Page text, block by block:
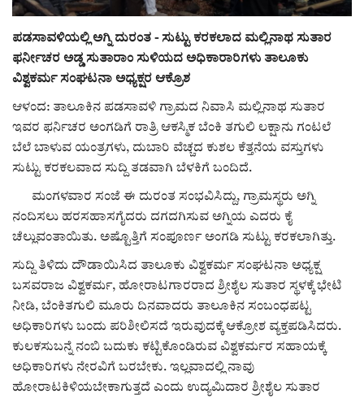
ರಾಜಕೀಯ
ಸುದ್ದಿ
e-paper (ಇ–ಪೇಪರ್‌)
ಪುಸ್ತಕ ಪರಿಚಯ
ಅಂಕಣ
ಸಾಧಕರ ಪರಿಚಯ
ಪತ್ರಕರ್ತರ ಪರಿಚಯ
ಸಂಪಾದಕೀಯ
ಕವನ
ಪಡಸಾವಳಿಯಲ್ಲಿ ಅಗ್ನಿ ದುರಂತ - ಸುಟ್ಟು ಕರಕಲಾದ ಮಲ್ಲಿನಾಥ ಸುತಾರ
ಫರ್ನೀಚರ ಅಡ್ಡ ಸುತಾರಾಂ ಸುಳಿಯದ ಅಧಿಕಾರಾರಿಗಳು ತಾಲೂಕು
ವಿಶ್ವಕರ್ಮ ಸಂಘಟನಾ ಅಧ್ಯಕ್ಷರ ಆಕ್ರೊಶ
ಆಳಂದ: ತಾಲೂಕಿನ ಪಡಸಾವಳಿ ಗ್ರಾಮದ ನಿವಾಸಿ ಮಲ್ಲಿನಾಥ ಸುತಾರ
ಇವರ ಫರ್ನಿಚರ ಅಂಗಡಿಗೆ ರಾತ್ರಿ ಆಕಸ್ಮಿಕ ಬೆಂಕಿ ತಗುಲಿ ಲಕ್ಷಾನು ಗಂಟಲೆ
ಬೆಲೆ ಬಾಳುವ ಯಂತ್ರಗಳು, ದುಬಾರಿ ವೆಚ್ಚದ ಕುಶಲ ಕೆತ್ತನೆಯ ವಸ್ತುಗಳು
ಸುಟ್ಟು ಕರಕಲವಾದ ಸುದ್ದಿ ತಡವಾಗಿ ಬೆಳಕಿಗೆ ಬಂದಿದೆ.
ಮಂಗಳವಾರ ಸಂಜೆ ಈ ದುರಂತ ಸಂಭವಿಸಿದ್ದು, ಗ್ರಾಮಸ್ಥರು ಅಗ್ನಿ
ನಂದಿಸಲು ಹರಸಹಾಸಗೈದರು ದಗದಗಿಸುವ ಅಗ್ನಿಯ ಎದರು ಕೈ
ಚೆಲ್ಲುವಂತಾಯಿತು. ಅಷ್ಟೊತ್ತಿಗೆ ಸಂಪೂರ್ಣ ಅಂಗಡಿ ಸುಟ್ಟು ಕರಕಲಾಗಿತ್ತು.
ಸುದ್ದಿ ತಿಳಿದು ದೌಡಾಯಿಸಿದ ತಾಲೂಕು ವಿಶ್ವಕರ್ಮ ಸಂಘಟನಾ ಅಧ್ಯಕ್ಷ
ಬಸವರಾಜ ವಿಶ್ವಕರ್ಮ, ಹೋರಾಟಗಾರರಾದ ಶ್ರೀಶೈಲ ಸುತಾರ ಸ್ಥಳಕ್ಕೆ ಭೇಟಿ
ನೀಡಿ, ಬೆಂಕಿತಗುಲಿ ಮೂರು ದಿನವಾದರು ತಾಲೂಕಿನ ಸಂಬಂಧಪಟ್ಟ
ಅಧಿಕಾರಿಗಳು ಬಂದು ಪರಿಶೀಲಿಸದೆ ಇರುವುದಕ್ಕೆ ಆಕ್ರೋಶ ವ್ಯಕ್ತಪಡಿಸಿದರು.
ಕುಲಕಸುಬನ್ನೆ ನಂಬಿ ಬದುಕು ಕಟ್ಟಿಕೊಂಡಿರುವ ವಿಶ್ವಕರ್ಮರ ಸಹಾಯಕ್ಕೆ
ಅಧಿಕಾರಿಗಳು ನೇರವಿಗೆ ಬರಬೇಕು. ಇಲ್ಲವಾದಲ್ಲಿ ನಾವು
ಹೋರಾಟಕಿಳಿಯಬೇಕಾಗುತ್ತದೆ ಎಂದು ಉದ್ಯಮಿದಾರ ಶ್ರೀಶೈಲ ಸುತಾರ